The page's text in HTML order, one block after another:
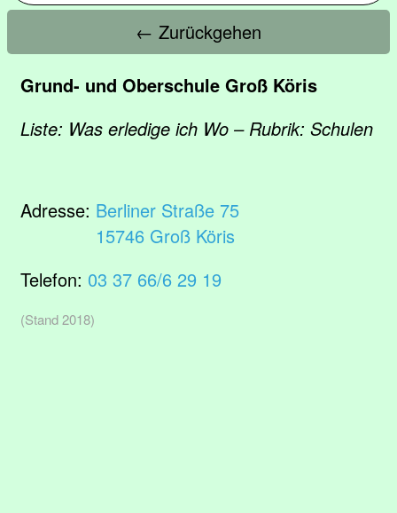
← Zurückgehen
Grund- und Oberschule Groß Köris
Liste: Was erledige ich Wo – Rubrik: Schulen
Adresse: Berliner Straße 75
15746 Groß Köris
Telefon: 03 37 66/6 29 19
(Stand 2018)